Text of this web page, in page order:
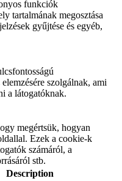
funkciók
tartalmának megosztása
gyűjtése és egyéb,
szolgálnak, ami
a látogatóknak.
megértsük, hogyan
Ezek a cookie-k
számáról, a
stb.
Description